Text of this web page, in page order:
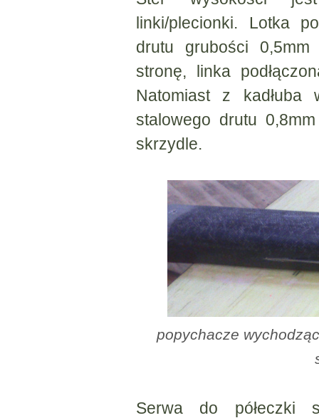
linki/plecionki. Lotka
drutu grubości
stronę, linka
Natomiast z kadłuba
stalowego drutu
skrzydle.
popychacze
Serwa do półeczki